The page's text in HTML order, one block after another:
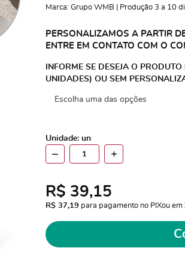
Marca: Grupo WMB | Produção 3 a 10
PERSONALIZAMOS A PARTIR
ENTRE EM CONTATO COM O
INFORME SE DESEJA O
UNIDADES) OU SEM
Unidade: un
R$ 39,15
R$ 37,19 para pagamento no PIXou em